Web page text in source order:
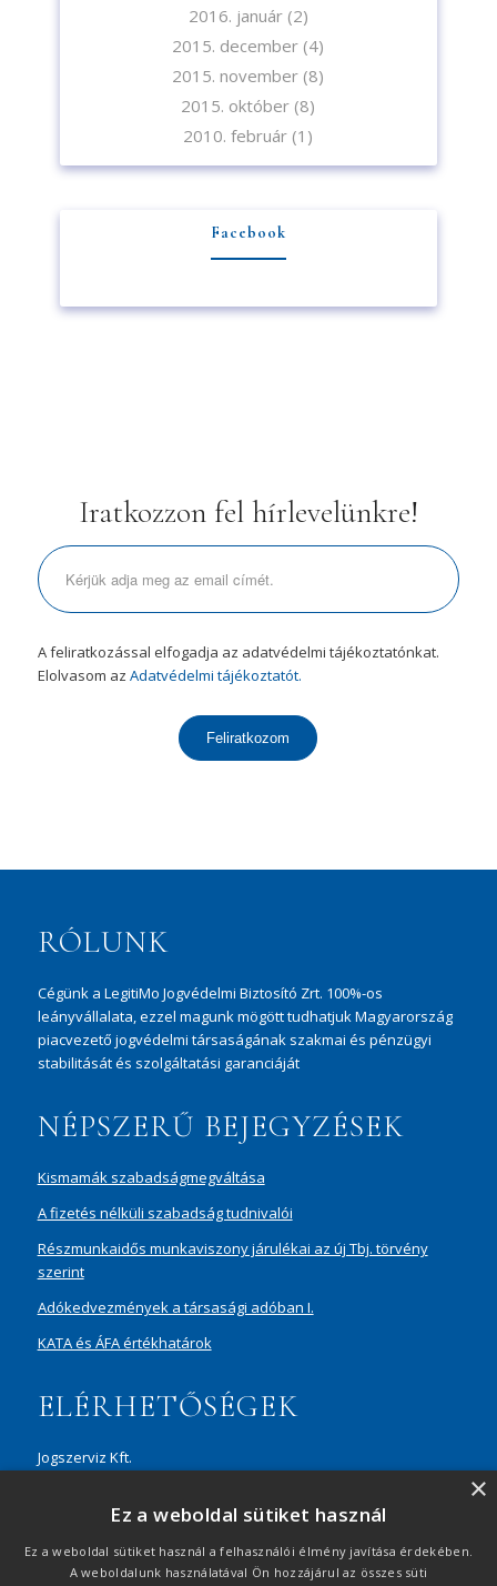
2016. január(2)
2015. december (4)
2015. november (8)
2015. október (8)
2010. február (1)
Facebook
Iratkozzon fel hírlevelünkre!
A feliratkozással elfogadja az adatvédelmi tájékoztatónkat.
Elolvasom az Adatvédelmi tájékoztatót.
Feliratkozom
RÓLUNK
Cégünk a LegitiMo Jogvédelmi Biztosító Zrt. 100%-os
leányvállalata, ezzel magunk mögött tudhatjuk Magyarország
piacvezető jogvédelmi társaságának szakmai és pénzügyi
stabilitását és szolgáltatási garanciáját
NÉPSZERŰ BEJEGYZÉSEK
Kismamák szabadságmegváltása
A fizetés nélküli szabadság tudnivalói
Részmunkaidős munkaviszony járulékai az új Tbj. törvény
szerint
Adókedvezmények a társasági adóban I.
KATA és ÁFA értékhatárok
ELÉRHETŐSÉGEK
Jogszerviz Kft.
+36 20 429 0716
×
Ez a weboldal sütiket használ
Ez a weboldal sütiket használ a felhasználói élmény javítása érdekében.
A weboldalunk használatával Ön hozzájárul az összes süti